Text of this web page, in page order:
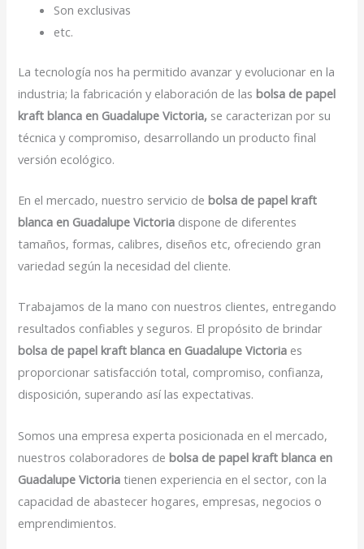
Son exclusivas
etc.
La tecnología nos ha permitido avanzar y evolucionar en la
industria; la fabricación y elaboración de lasbolsa de papel
kraft blanca en Guadalupe Victoria, se caracterizan por su
técnica y compromiso, desarrollando un producto final
versión ecológico.
En el mercado, nuestro servicio debolsa de papel kraft
blanca en Guadalupe Victoria dispone de diferentes
tamaños, formas, calibres, diseños etc, ofreciendo gran
variedad según la necesidad del cliente.
Trabajamos de la mano con nuestros clientes, entregando
resultados confiables y seguros. El propósito de brindar
bolsa de papel kraft blanca en Guadalupe Victoria es
proporcionar satisfacción total, compromiso, confianza,
disposición, superando así las expectativas.
Somos una empresa experta posicionada en el mercado,
nuestros colaboradores debolsa de papel kraft blanca en
Guadalupe Victoriatienen experiencia en el sector, con la
capacidad de abastecer hogares, empresas, negocios o
emprendimientos.